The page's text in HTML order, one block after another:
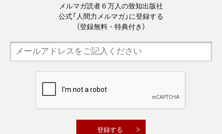
メルマガ読者６万人の致知出版社
公式「人間力メルマガ」に登録する
（登録無料・特典付き）